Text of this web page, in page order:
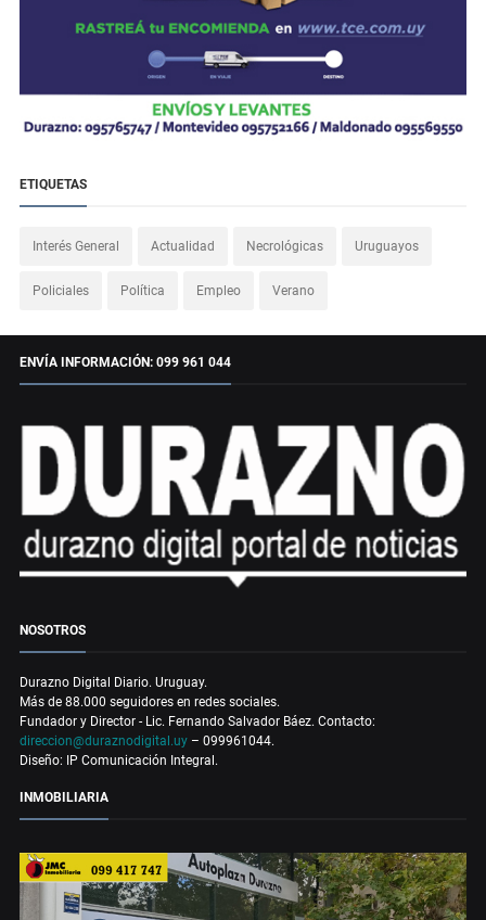
ETIQUETAS
Interés General Actualidad Necrológicas Uruguayos
Policiales Política Empleo Verano
ENVÍA INFORMACIÓN: 099 961 044
NOSOTROS
Durazno Digital Diario. Uruguay.
Más de 88.000 seguidores en redes sociales.
Fundador y Director - Lic. Fernando Salvador Báez. Contacto:
direccion@duraznodigital.uy – 099961044.
Diseño: IP Comunicación Integral.
INMOBILIARIA